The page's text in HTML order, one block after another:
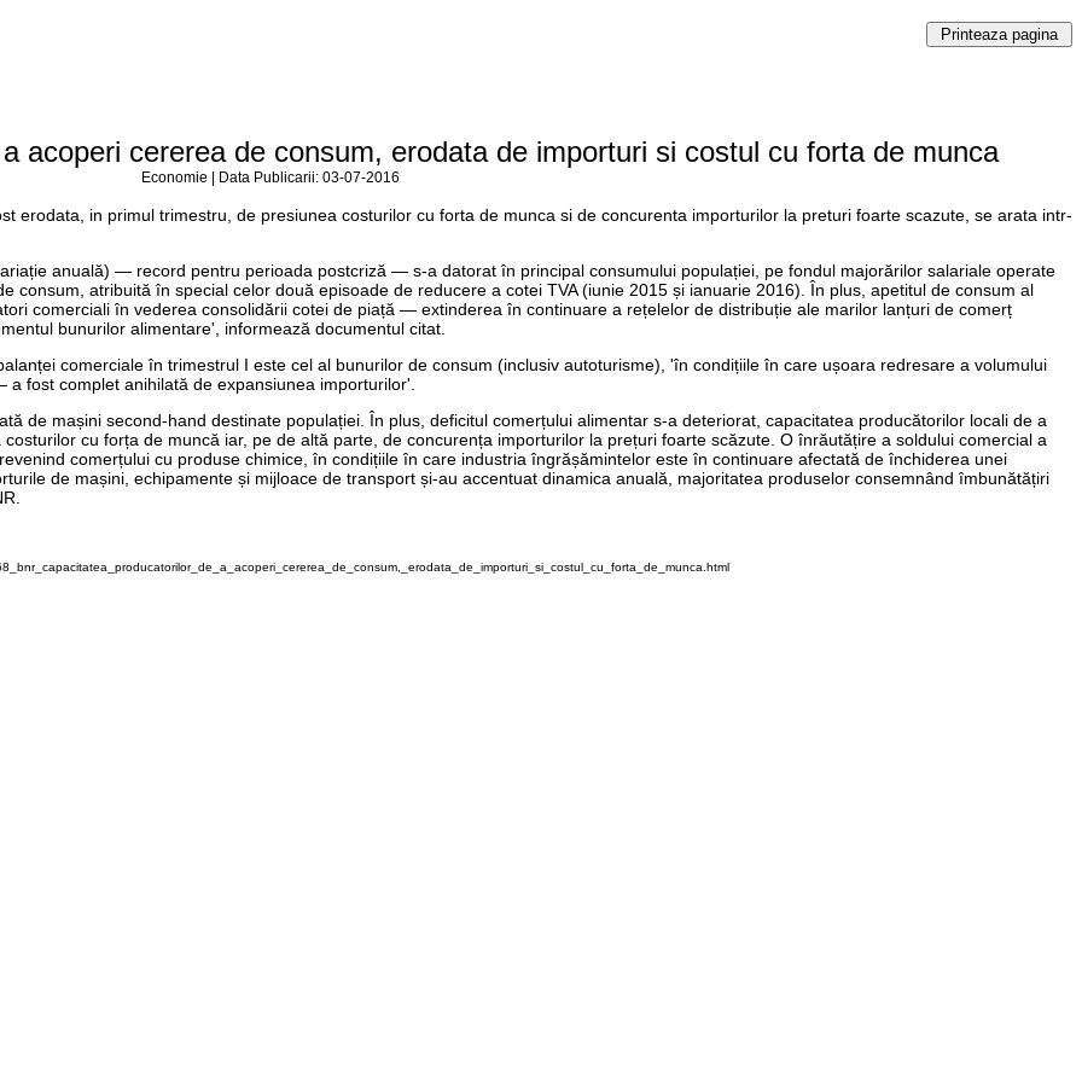
acoperi cererea de consum, erodata de importuri si costul cu forta de munca
Economie | Data Publicarii: 03-07-2016
erodata, in primul trimestru, de presiunea costurilor cu forta de munca si de concurenta importurilor la preturi foarte scazute, se arata intr-
anuală) — record pentru perioada postcriză — s-a datorat în principal consumului populației, pe fondul majorărilor salariale operate
consum, atribuită în special celor două episoade de reducere a cotei TVA (iunie 2015 și ianuarie 2016). În plus, apetitul de consum al
comerciali în vederea consolidării cotei de piață — extinderea în continuare a rețelelor de distribuție ale marilor lanțuri de comerț
bunurilor alimentare', informează documentul citat.
comerciale în trimestrul I este cel al bunurilor de consum (inclusiv autoturisme), 'în condițiile în care ușoara redresare a volumului
fost complet anihilată de expansiunea importurilor'.
de mașini second-hand destinate populației. În plus, deficitul comerțului alimentar s-a deteriorat, capacitatea producătorilor locali de a
cu forța de muncă iar, pe de altă parte, de concurența importurilor la prețuri foarte scăzute. O înrăutățire a soldului comercial a
comerțului cu produse chimice, în condițiile în care industria îngrășămintelor este în continuare afectată de închiderea unei
de mașini, echipamente și mijloace de transport și-au accentuat dinamica anuală, majoritatea produselor consemnând îmbunătățiri